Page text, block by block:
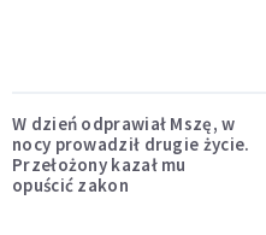
W dzień odprawiał Mszę, w
nocy prowadził drugie życie.
Przełożony kazał mu
opuścić zakon